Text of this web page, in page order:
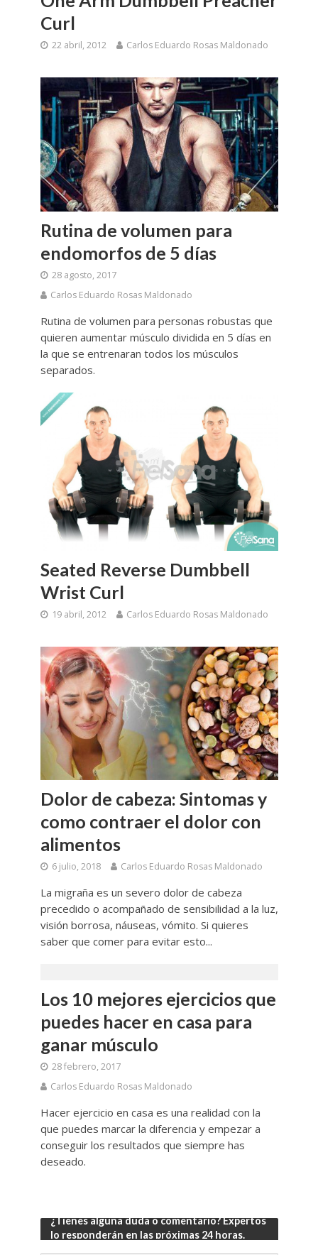
Curl
22 abril, 2012 Carlos Eduardo Rosas Maldonado
Rutina de volumen para
endomorfos de 5 días
28 agosto, 2017
Carlos Eduardo Rosas Maldonado
Rutina de volumen para personas robustas que
quieren aumentar músculo dividida en 5 días en
la que se entrenaran todos los músculos
separados.
Seated Reverse Dumbbell
Wrist Curl
19 abril, 2012 Carlos Eduardo Rosas Maldonado
Dolor de cabeza: Sintomas y
como contraer el dolor con
alimentos
6 julio, 2018 Carlos Eduardo Rosas Maldonado
La migraña es un severo dolor de cabeza
precedido o acompañado de sensibilidad a la luz,
visión borrosa, náuseas, vómito. Si quieres
saber que comer para evitar esto...
Los 10 mejores ejercicios que
puedes hacer en casa para
ganar músculo
28 febrero, 2017
Carlos Eduardo Rosas Maldonado
Hacer ejercicio en casa es una realidad con la
que puedes marcar la diferencia y empezar a
conseguir los resultados que siempre has
deseado.
¿Tienes alguna duda o comentario? Expertos
lo responderán en las próximas 24 horas.